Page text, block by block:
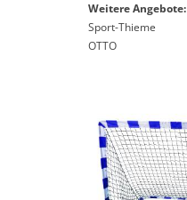
Weitere Angebote:
Sport-Thieme
OTTO